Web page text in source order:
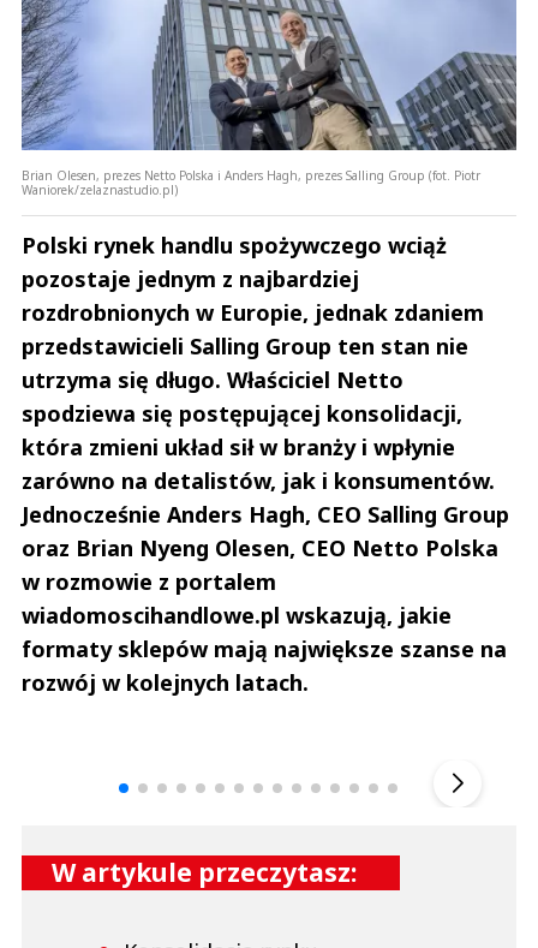
Brian Olesen, prezes Netto Polska i Anders Hagh, prezes Salling Group (fot. Piotr
Waniorek/zelaznastudio.pl)
Polski rynek handlu spożywczego wciąż
pozostaje jednym z najbardziej
rozdrobnionych w Europie, jednak zdaniem
przedstawicieli Salling Group ten stan nie
utrzyma się długo. Właściciel Netto
spodziewa się postępującej konsolidacji,
która zmieni układ sił w branży i wpłynie
zarówno na detalistów, jak i konsumentów.
Jednocześnie Anders Hagh, CEO Salling Group
oraz Brian Nyeng Olesen, CEO Netto Polska
w rozmowie z portalem
wiadomoscihandlowe.pl wskazują, jakie
formaty sklepów mają największe szanse na
rozwój w kolejnych latach.
W artykule przeczytasz: